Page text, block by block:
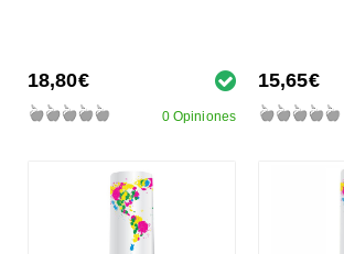
18,80€
0 Opiniones
15,65€